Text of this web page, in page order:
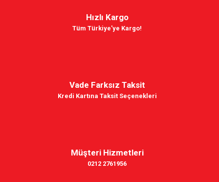
Hızlı Kargo
Tüm Türkiye'ye Kargo!
Vade Farksız Taksit
Kredi Kartına Taksit Seçenekleri
Müşteri Hizmetleri
0212 2761956